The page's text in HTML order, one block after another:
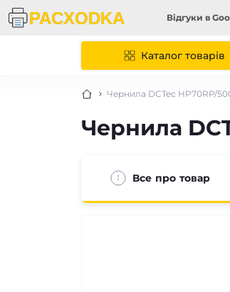
Відгуки в
Каталог товарів
Чернила DCTec HP70RP/
Чернила
Все про товар